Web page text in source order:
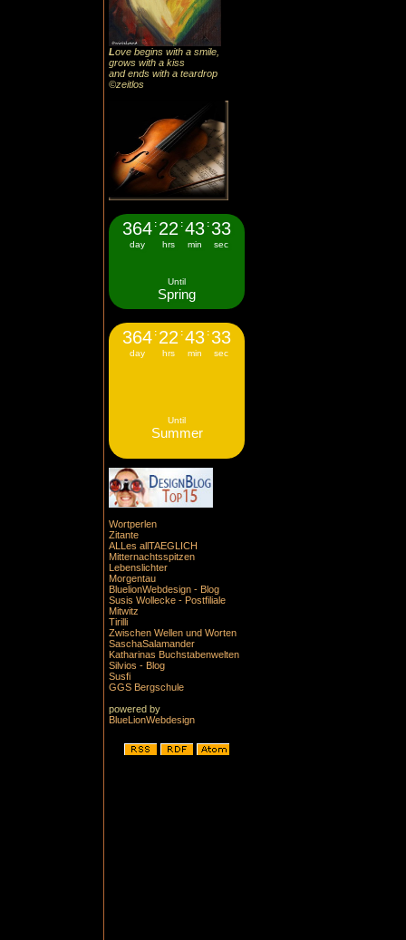
Love begins with a smile,
grows with a kiss
and ends with a teardrop
©zeitlos
364
day
: 22
hrs
:43
min
:33
sec
Until
Spring
364
day
: 22
hrs
:43
min
:33
sec
Until
Summer
Wortperlen
Zitante
ALLes allTAEGLICH
Mitternachtsspitzen
Lebenslichter
Morgentau
BluelionWebdesign - Blog
Susis Wollecke - Postfiliale
Mitwitz
Tirilli
Zwischen Wellen und Worten
SaschaSalamander
Katharinas Buchstabenwelten
Silvios - Blog
Susfi
GGS Bergschule
powered by
BlueLionWebdesign